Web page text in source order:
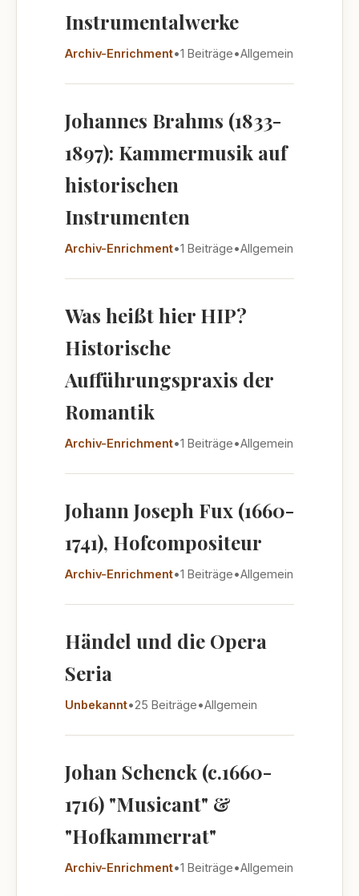
Instrumentalwerke
Archiv-Enrichment•1 Beiträge•Allgemein
Johannes Brahms (1833-
1897): Kammermusik auf
historischen
Instrumenten
Archiv-Enrichment•1 Beiträge•Allgemein
Was heißt hier HIP?
Historische
Aufführungspraxis der
Romantik
Archiv-Enrichment•1 Beiträge•Allgemein
Johann Joseph Fux (1660-
1741), Hofcompositeur
Archiv-Enrichment•1 Beiträge•Allgemein
Händel und die Opera
Seria
Unbekannt•25 Beiträge•Allgemein
Johan Schenck (c.1660-
1716) "Musicant" &
"Hofkammerrat"
Archiv-Enrichment•1 Beiträge•Allgemein